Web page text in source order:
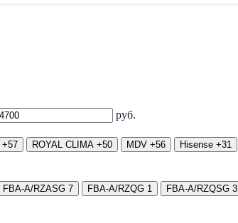
руб.
+57 ROYAL CLIMA +50 MDV +56 Hisense +31
FBA-A/RZASG 7 FBA-A/RZQG 1 FBA-A/RZQSG 3